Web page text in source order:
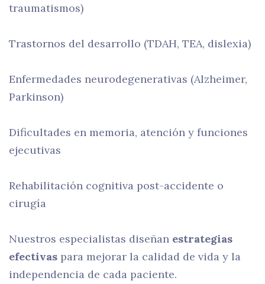
traumatismos)
Trastornos del desarrollo (TDAH, TEA, dislexia)
Enfermedades neurodegenerativas (Alzheimer,
Parkinson)
Dificultades en memoria, atención y funciones
ejecutivas
Rehabilitación cognitiva post-accidente o
cirugía
Nuestros especialistas diseñan estrategias
efectivas para mejorar la calidad de vida y la
independencia de cada paciente.